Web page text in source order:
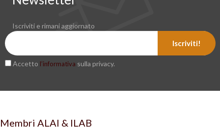
Iscriviti e rimani aggiornato
Iscriviti!
Accetto l’informativa sulla privacy.
Membri ALAI & ILAB